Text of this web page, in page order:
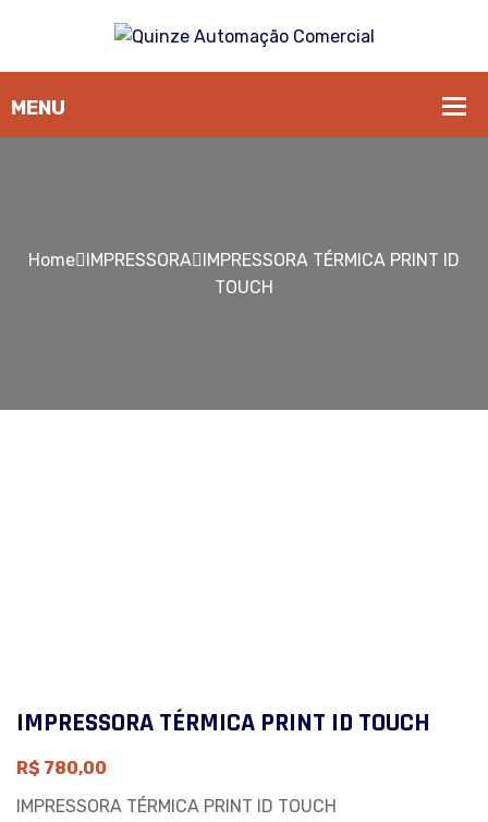
Home IMPRESSORA
IMPRESSORA TÉRMICA PRINT ID
TOUCH
IMPRESSORA TÉRMICA PRINT ID TOUCH
R$ 780,00
IMPRESSORA TÉRMICA PRINT ID TOUCH